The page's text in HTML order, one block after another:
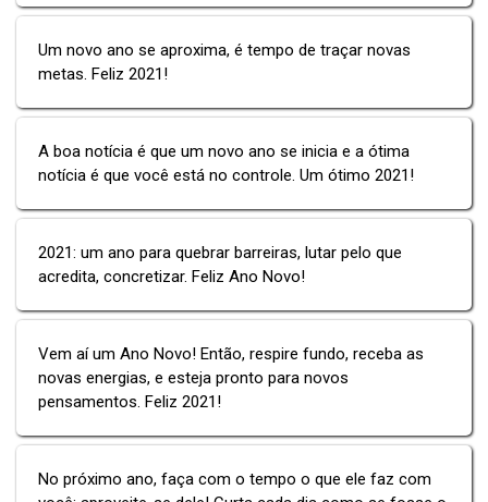
Um novo ano se aproxima, é tempo de traçar novas
metas. Feliz 2021!
A boa notícia é que um novo ano se inicia e a ótima
notícia é que você está no controle. Um ótimo 2021!
2021: um ano para quebrar barreiras, lutar pelo que
acredita, concretizar. Feliz Ano Novo!
Vem aí um Ano Novo! Então, respire fundo, receba as
novas energias, e esteja pronto para novos
pensamentos. Feliz 2021!
No próximo ano, faça com o tempo o que ele faz com